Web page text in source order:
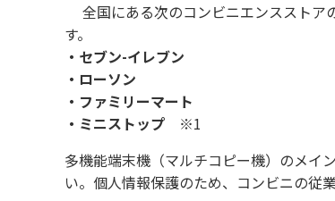
全国にある次のコンビニエンスストア
す。
・セブン-イレブン
・ローソン
・ファミリーマート
・ミニストップ ※1
多機能端末機（マルチコピー機）のメイ
い。個人情報保護のため、コンビニの従